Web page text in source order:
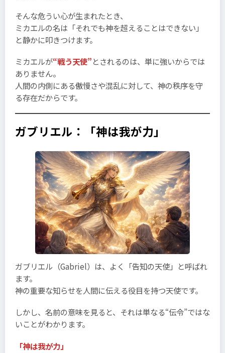
そんな危うい心が生まれたとき、
ミカエルの名は「それでも神を超えることはできない」
と静かに叩きつけます。
ミカエルが“戦う天使”とされるのは、単に強いからでは
ありません。
人間の内側にある傲慢さや混乱に対して、神の秩序を守
る存在だからです。
ガブリエル：「神は我が力」
ガブリエル（Gabriel）は、よく「告知の天使」と呼ばれ
ます。
神の重要な知らせを人間に伝える役目を持つ天使です。
しかし、名前の意味を見ると、それは単なる“伝令”ではな
いことがわかります。
「神は我が力」